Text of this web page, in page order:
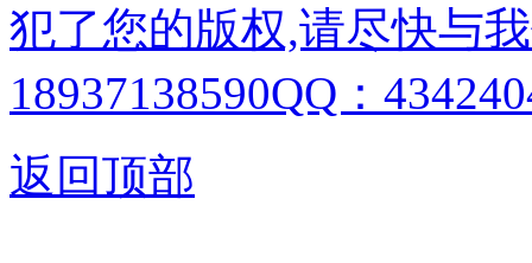
犯了您的版权,请尽快与
18937138590QQ：
返回顶部